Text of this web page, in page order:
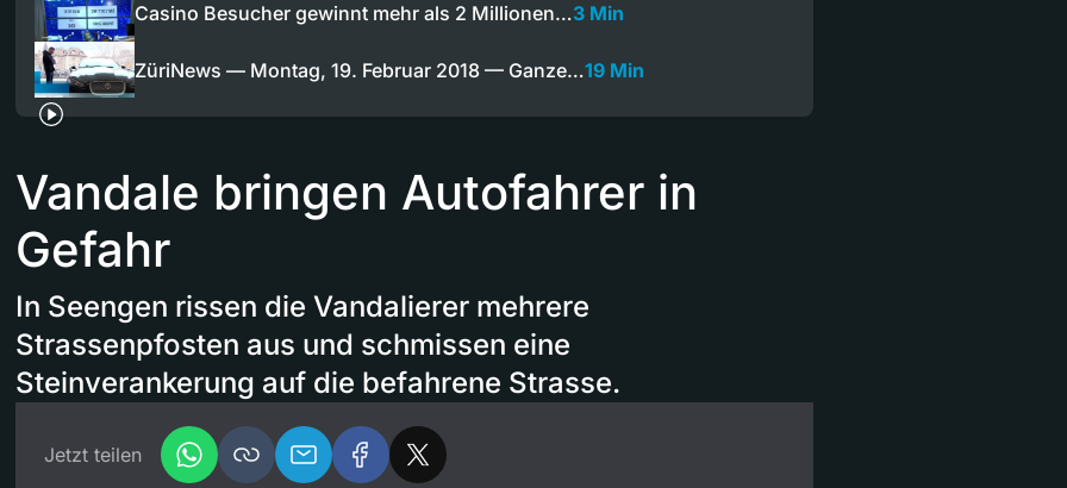
Casino Besucher gewinnt mehr als 2 Millionen…3 Min
ZüriNews — Montag, 19. Februar 2018 — Ganze…19 Min
Vandale bringen Autofahrer in
Gefahr
In Seengen rissen die Vandalierer mehrere
Strassenpfosten aus und schmissen eine
Steinverankerung auf die befahrene Strasse.
Jetzt teilen